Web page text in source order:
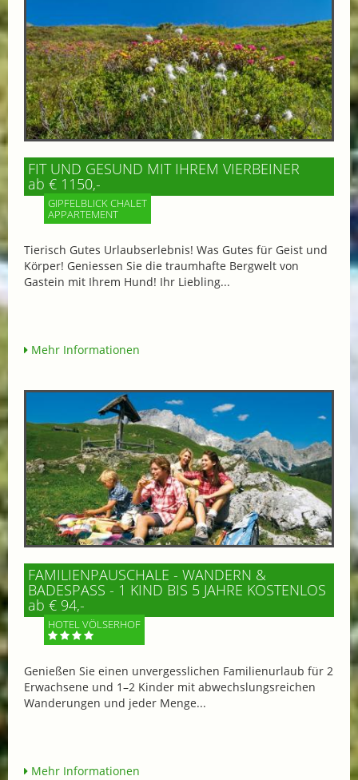
FIT UND GESUND MIT IHREM VIERBEINER
ab € 1150,-
GIPFELBLICK CHALET
APPARTEMENT
Tierisch Gutes Urlaubserlebnis! Was Gutes für Geist und
Körper! Geniessen Sie die traumhafte Bergwelt von
Gastein mit Ihrem Hund! Ihr Liebling...
Mehr Informationen
FAMILIENPAUSCHALE - WANDERN &
BADESPASS - 1 KIND BIS 5 JAHRE KOSTENLOS
ab € 94,-
HOTEL VÖLSERHOF
Genießen Sie einen unvergesslichen Familienurlaub für 2
Erwachsene und 1–2 Kinder mit abwechslungsreichen
Wanderungen und jeder Menge...
Mehr Informationen